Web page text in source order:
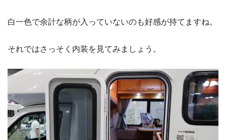
白一色で余計な柄が入っていないのも好感が持てますね。
それではさっそく内装を見てみましょう。